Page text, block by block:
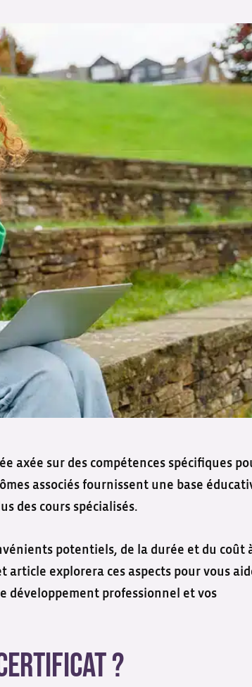
axée sur des compétences spécifiques
associés fournissent une base
des cours spécialisés.
potentiels, de la durée et du coût
article explorera ces aspects pour vous
développement professionnel et vos
certificat ?